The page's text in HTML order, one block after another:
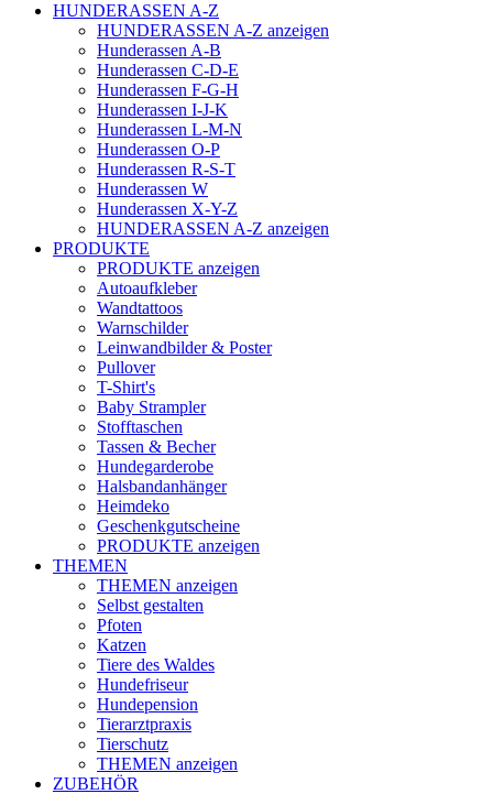
HUNDERASSEN A-Z
HUNDERASSEN A-Z anzeigen
Hunderassen A-B
Hunderassen C-D-E
Hunderassen F-G-H
Hunderassen I-J-K
Hunderassen L-M-N
Hunderassen O-P
Hunderassen R-S-T
Hunderassen W
Hunderassen X-Y-Z
HUNDERASSEN A-Z anzeigen
PRODUKTE
PRODUKTE anzeigen
Autoaufkleber
Wandtattoos
Warnschilder
Leinwandbilder & Poster
Pullover
T-Shirt's
Baby Strampler
Stofftaschen
Tassen & Becher
Hundegarderobe
Halsbandanhänger
Heimdeko
Geschenkgutscheine
PRODUKTE anzeigen
THEMEN
THEMEN anzeigen
Selbst gestalten
Pfoten
Katzen
Tiere des Waldes
Hundefriseur
Hundepension
Tierarztpraxis
Tierschutz
THEMEN anzeigen
ZUBEHÖR